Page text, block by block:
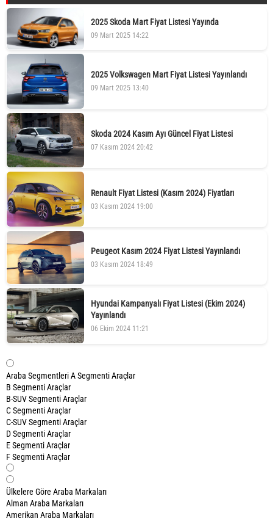
2025 Skoda Mart Fiyat Listesi Yayında
09 Mart 2025 14:22
2025 Volkswagen Mart Fiyat Listesi Yayınlandı
09 Mart 2025 13:40
Skoda 2024 Kasım Ayı Güncel Fiyat Listesi
07 Kasım 2024 20:42
Renault Fiyat Listesi (Kasım 2024) Fiyatları
03 Kasım 2024 19:00
Peugeot Kasım 2024 Fiyat Listesi Yayınlandı
03 Kasım 2024 18:49
Hyundai Kampanyalı Fiyat Listesi (Ekim 2024)
Yayınlandı
06 Ekim 2024 11:21
Araba SegmentleriA Segmenti Araçlar
B Segmenti Araçlar
B-SUV Segmenti Araçlar
C Segmenti Araçlar
C-SUV Segmenti Araçlar
D Segmenti Araçlar
E Segmenti Araçlar
F Segmenti Araçlar
Ülkelere Göre Araba Markaları
Alman Araba Markaları
Amerikan Araba Markaları